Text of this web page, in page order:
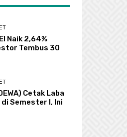
Naik 2,64%
Tembus 30
Cetak Laba
di Semester I, Ini